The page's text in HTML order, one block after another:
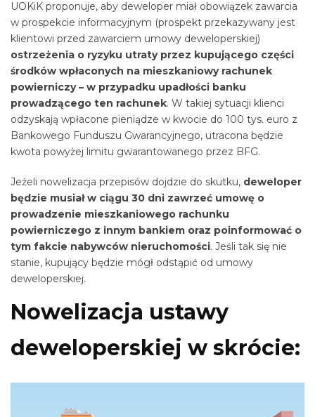
UOKiK proponuje, aby deweloper miał obowiązek zawarcia
w prospekcie informacyjnym (prospekt przekazywany jest
klientowi przed zawarciem umowy deweloperskiej)
ostrzeżenia o ryzyku utraty przez kupującego części
środków wpłaconych na mieszkaniowy rachunek
powierniczy – w przypadku upadłości banku
prowadzącego ten rachunek. W takiej sytuacji klienci
odzyskają wpłacone pieniądze w kwocie do 100 tys. euro z
Bankowego Funduszu Gwarancyjnego, utracona będzie
kwota powyżej limitu gwarantowanego przez BFG.
Jeżeli nowelizacja przepisów dojdzie do skutku, deweloper
będzie musiał w ciągu 30 dni zawrzeć umowę o
prowadzenie mieszkaniowego rachunku
powierniczego z innym bankiem oraz poinformować o
tym fakcie nabywców nieruchomości. Jeśli tak się nie
stanie, kupujący będzie mógł odstąpić od umowy
deweloperskiej.
Nowelizacja ustawy
deweloperskiej w skrócie: